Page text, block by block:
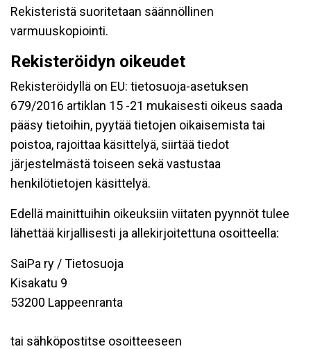
Rekisteristä suoritetaan säännöllinen
varmuuskopiointi.
Rekisteröidyn oikeudet
Rekisteröidyllä on EU: tietosuoja-asetuksen
679/2016 artiklan 15 -21 mukaisesti oikeus saada
pääsy tietoihin, pyytää tietojen oikaisemista tai
poistoa, rajoittaa käsittelyä, siirtää tiedot
järjestelmästä toiseen sekä vastustaa
henkilötietojen käsittelyä.
Edellä mainittuihin oikeuksiin viitaten pyynnöt tulee
lähettää kirjallisesti ja allekirjoitettuna osoitteella:
SaiPa ry / Tietosuoja
Kisakatu 9
53200 Lappeenranta
tai sähköpostitse osoitteeseen